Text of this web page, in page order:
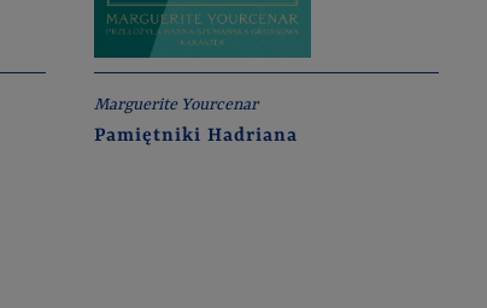
Marguerite Yourcenar
Pamiętniki Hadriana